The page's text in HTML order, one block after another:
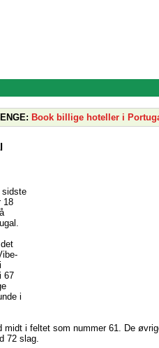
Book billige hoteller i
sidste
18
67
i
i feltet som nummer 61. De
72 slag.